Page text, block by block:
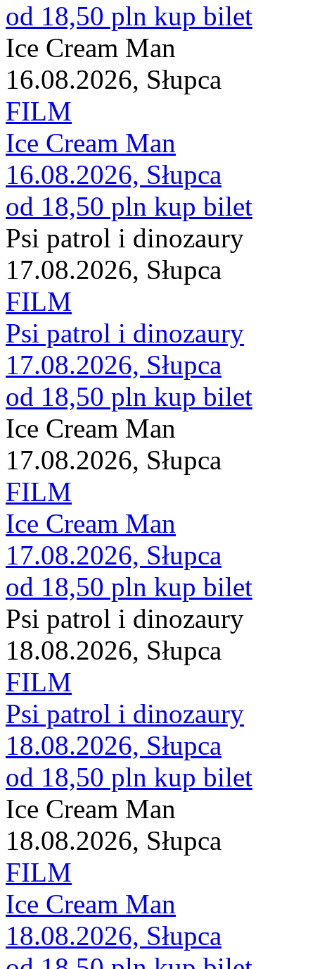
od 18,50 pln kup bilet
Ice Cream Man
16.08.2026, Słupca
FILM
Ice Cream Man
16.08.2026, Słupca
od 18,50 pln kup bilet
Psi patrol i dinozaury
17.08.2026, Słupca
FILM
Psi patrol i dinozaury
17.08.2026, Słupca
od 18,50 pln kup bilet
Ice Cream Man
17.08.2026, Słupca
FILM
Ice Cream Man
17.08.2026, Słupca
od 18,50 pln kup bilet
Psi patrol i dinozaury
18.08.2026, Słupca
FILM
Psi patrol i dinozaury
18.08.2026, Słupca
od 18,50 pln kup bilet
Ice Cream Man
18.08.2026, Słupca
FILM
Ice Cream Man
18.08.2026, Słupca